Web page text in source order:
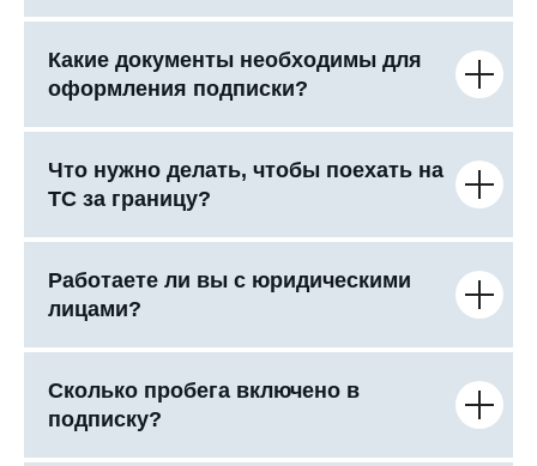
Какие документы необходимы для
оформления подписки?
Что нужно делать, чтобы поехать на
ТС за границу?
Работаете ли вы с юридическими
лицами?
Сколько пробега включено в
подписку?